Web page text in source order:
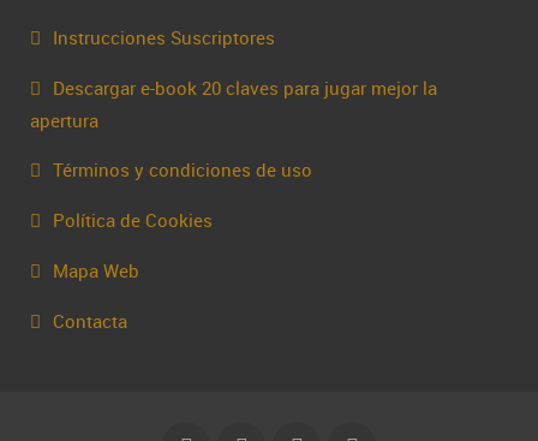
Instrucciones Suscriptores
Descargar e-book 20 claves para jugar mejor la
apertura
Términos y condiciones de uso
Política de Cookies
Mapa Web
Contacta